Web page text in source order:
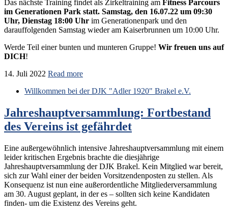
Das nächste Training findet als Zirkeltraining am Fitness Parcours
im Generationen Park statt. Samstag, den 16.07.22 um 09:30
Uhr, Dienstag 18:00 Uhr im Generationenpark und den
darauffolgenden Samstag wieder am Kaiserbrunnen um 10:00 Uhr.
Werde Teil einer bunten und munteren Gruppe! Wir freuen uns auf
DICH!
14. Juli 2022 Read more
Willkommen bei der DJK "Adler 1920" Brakel e.V.
Jahreshauptversammlung: Fortbestand
des Vereins ist gefährdet
Eine außergewöhnlich intensive Jahreshauptversammlung mit einem
leider kritischen Ergebnis brachte die diesjährige
Jahreshauptversammlung der DJK Brakel. Kein Mitglied war bereit,
sich zur Wahl einer der beiden Vorsitzendenposten zu stellen. Als
Konsequenz ist nun eine außerordentliche Mitgliederversammlung
am 30. August geplant, in der es – sollten sich keine Kandidaten
finden- um die Existenz des Vereins geht.